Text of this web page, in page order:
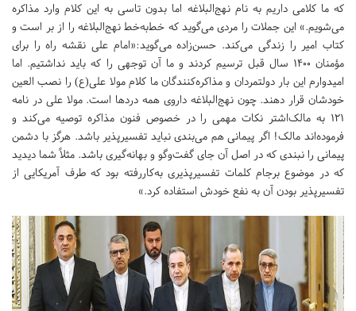
که ما کلامی داریم به نام نهج‌البلاغه اما بدون تاسی به این کلام وارد مذاکره
می‌شویم.» این جملات را مردی می‌گوید که خط‌به‌خط نهج‌البلاغه را از بر است و
کتاب امیر را زندگی می‌کند. حسن‌زاده می‌گوید:«امام علی نقشه راه را برای
مؤمنان 1400 سال قبل ترسیم کردند و ما آن توجهی را که باید نداشتیم. اما
امیدوارم این بار دولتمردان و مذاکره‌کنندگان ما کلام مولا علی(ع) را نصب العین
خودشان قرار دهند. چون نهج‌البلاغه داروی همه دردها است. مولا علی در نامه
121 به مالک‌اشتر نکات مهمی را در خصوص فنون مذاکره توصیه می‌کند و
فرموده‌اند مالک! اگر پیمانی هم می‌بندی نباید تفسیر‌پذیر باشد. هرگز با دشمن
پیمانی را نبندی که در اصل آن جای گفت‌وگو و بهانه‌گیری باشد. مثلاً شما دیدید
که در موضوع برجام کلمات تفسیرپذیری به‌کاررفته بود که طرف آمریکایی از
تفسیر‌پذیر بودن آن به نفع خودش استفاده کرد.»